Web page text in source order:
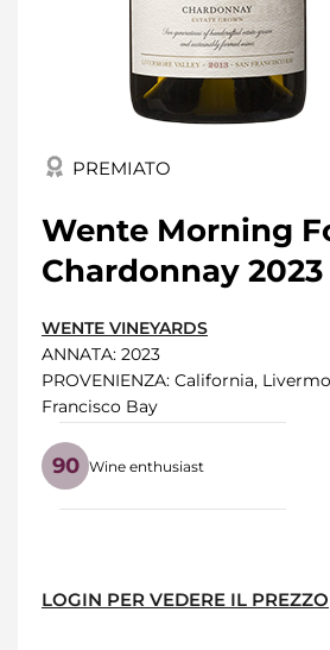
PREMIATO
Wente Morning
Chardonnay 2023
WENTE VINEYARDS
ANNATA: 2023
PROVENIENZA: California,
Francisco Bay
90 Wine enthusiast
LOGIN PER VEDERE IL PREZZO